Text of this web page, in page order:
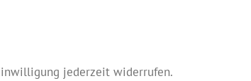
jederzeit widerrufen.